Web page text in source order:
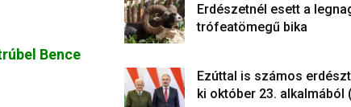
Bence
Erdészetnél esett a
trófeatömegű bika
Ezúttal is számos
ki október 23. alkalmából